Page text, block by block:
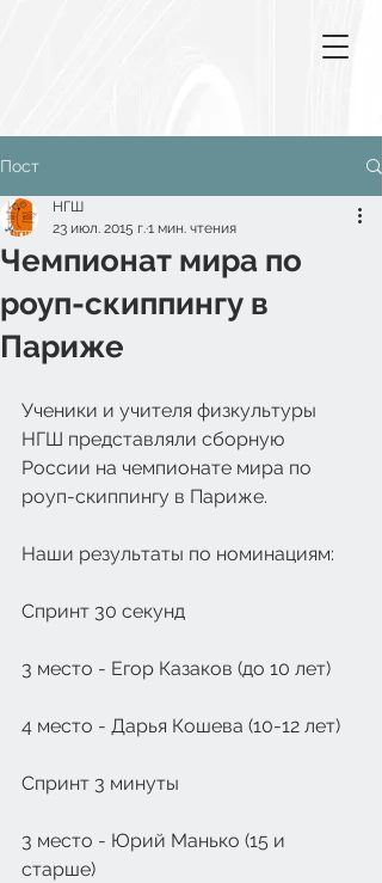
Пост
Чемпионат мира по
роуп-скиппингу в
Париже
НГШ
23 июл. 2015 г.1 мин. чтения
Ученики и учителя физкультуры
НГШ представляли сборную
России на чемпионате мира по
роуп-скиппингу в Париже.
Наши результаты по номинациям:
Спринт 30 секунд
3 место - Егор Казаков (до 10 лет)
4 место - Дарья Кошева (10-12 лет)
Спринт 3 минуты
3 место - Юрий Манько (15 и
старше)